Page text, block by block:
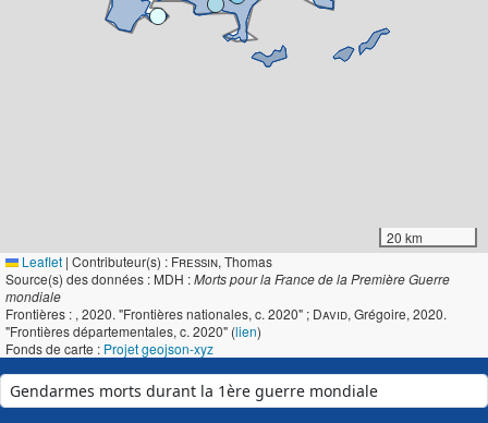
20 km
Leaflet | Contributeur(s) : Fressin, Thomas
Source(s) des données : MDH :Morts pour la France de la Première Guerre
mondiale
Frontières : , 2020. "Frontières nationales, c. 2020" ; David, Grégoire, 2020.
"Frontières départementales, c. 2020" (lien)
Fonds de carte : Projet geojson-xyz